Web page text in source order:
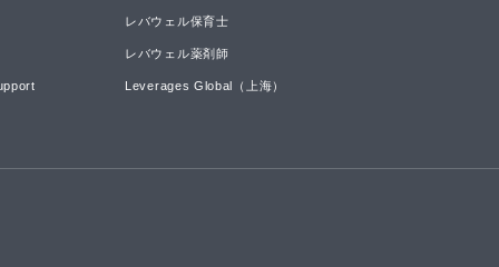
レバウェル保育士
レバウェル薬剤師
Leverages Global（上海）